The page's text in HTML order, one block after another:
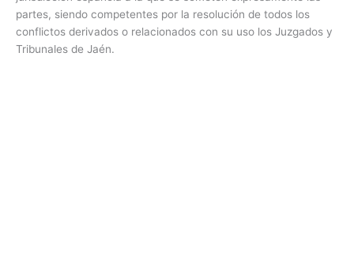
partes, siendo competentes por la resolución de todos los
conflictos derivados o relacionados con su uso los Juzgados y
Tribunales de Jaén.